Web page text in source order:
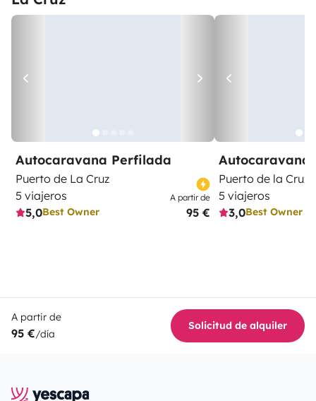
Autocaravana Perfilada
Puerto de La Cruz
5 viajeros
5,0Best Owner
A partir de
95 €
Autocaravana
Puerto de la Cruz
5 viajeros
3,0Best Owner
A partir de
95 €/día
Solicitud de alquiler